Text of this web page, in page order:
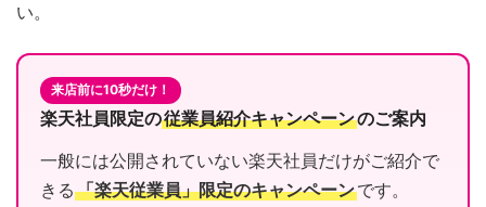
い。
来店前に10秒だけ！
楽天社員限定の従業員紹介キャンペーンのご案内
一般には公開されていない楽天社員だけがご紹介で
きる 「楽天従業員」限定のキャンペーンです。